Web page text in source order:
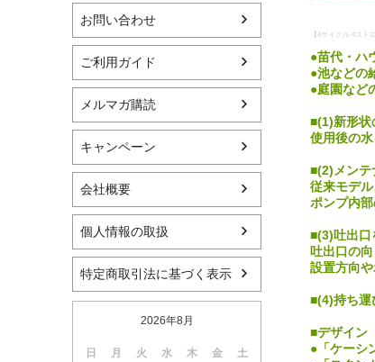
お問い合わせ
ご利用ガイド
メルマガ購読
キャンペーン
会社概要
個人情報の取扱
特定商取引法に基づく表示
2026年8月
日 月 火 水 木 金
土
【4サイクル 4スト
●苗代・ハ
●池などの
●庭園など
■(1)新形状
使用後の
■(2)メンテ
従来モデ
ポンプ内
■(3)吐出口
吐出口の向
設置方向
■(4)持ち運
■デザイン
●「ケーシ